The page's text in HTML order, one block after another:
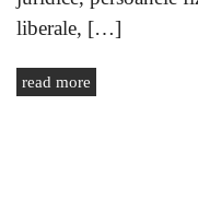
liberale, […]
read more